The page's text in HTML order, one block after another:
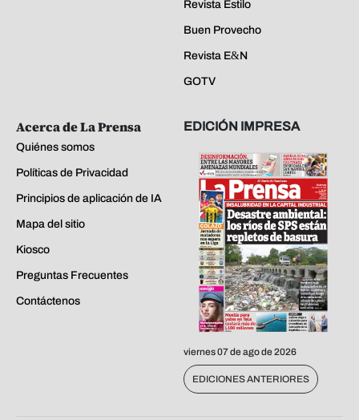
Revista Estilo
Buen Provecho
Revista E&N
GOTV
Acerca de La Prensa
Quiénes somos
Políticas de Privacidad
Principios de aplicación de IA
Mapa del sitio
Kiosco
Preguntas Frecuentes
Contáctenos
EDICIÓN IMPRESA
viernes 07 de ago de 2026
EDICIONES ANTERIORES